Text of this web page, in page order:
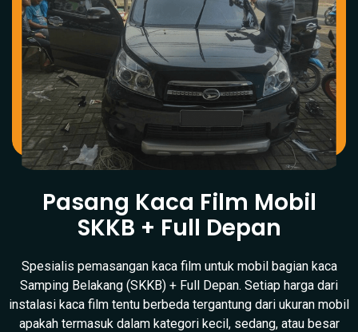
Pasang Kaca Film Mobil
SKKB + Full Depan
Spesialis pemasangan kaca film untuk mobil bagian kaca
Samping Belakang (SKKB) + Full Depan. Setiap harga dari
instalasi kaca film tentu berbeda tergantung dari ukuran mobil
apakah termasuk dalam kategori kecil, sedang, atau besar